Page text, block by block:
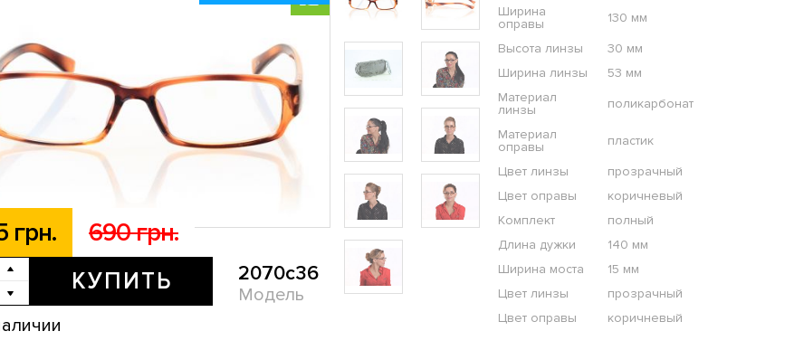
грн. 690 грн.
КУПИТЬ 2070c36
Модель
Ширина
оправы
130 мм
Высота линзы
30 мм
Ширина линзы
53 мм
Материал
линзы
поликарбонат
Материал
оправы
пластик
Цвет линзы
прозрачный
Цвет оправы
коричневый
Комплект
полный
Длина дужки
140 мм
Ширина моста
15 мм
Цвет линзы
прозрачный
Цвет оправы
коричневый